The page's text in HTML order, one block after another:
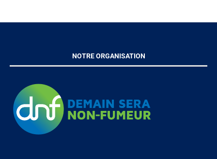
NOTRE ORGANISATION